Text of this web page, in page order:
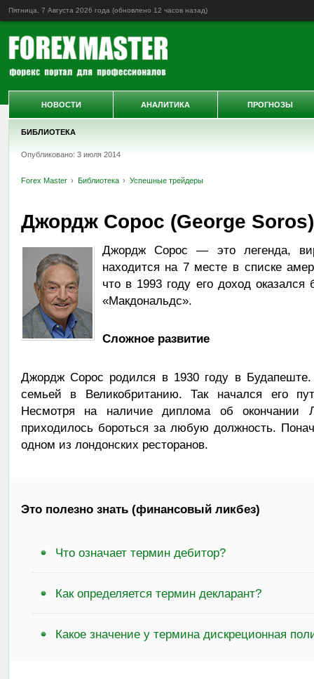
Пятница, 7 Августа 2026 года (обновлено 12 часов назад)
БИБЛИОТЕКА
Опубликовано: 3 июля 2014
Forex Master Библиотека Успешные трейдеры
Джордж Сорос (George Soros)
Джордж Сорос — это легенда,
находится на 7 месте в списке
что в 1993 году его доход
«Макдональдс».
Сложное развитие
Джордж Сорос родился в 1930 году в
семьей в Великобританию. Так начался его
Несмотря на наличие диплома об окончании
приходилось бороться за любую должность.
одном из лондонских ресторанов.
Это полезно знать (финансовый ликбез)
Что означает термин дебитор?
Как определяется термин декларант?
Какое значение у термина дискреционная
НОВОСТИ АНАЛИТИКА ПРОГНОЗЫ